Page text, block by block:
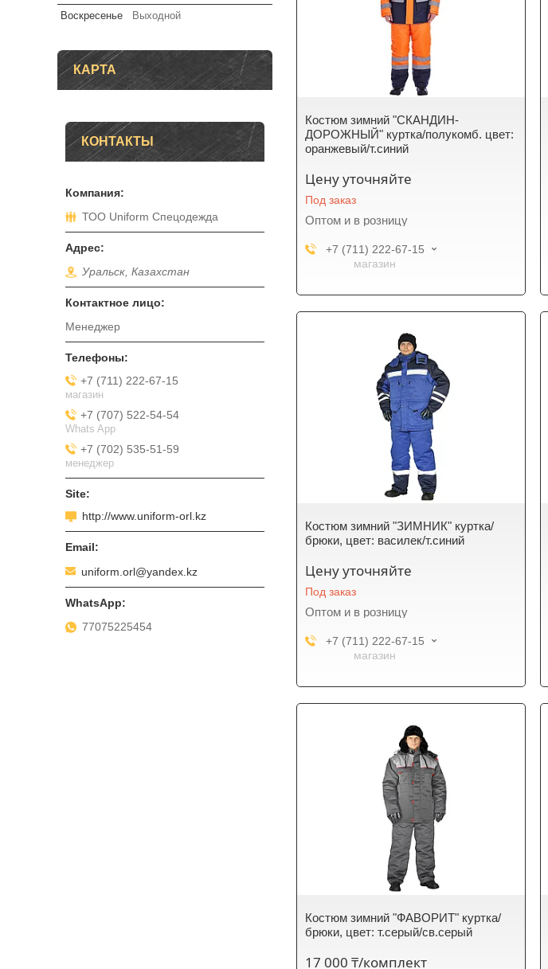
Костюм зимний "СКАНДИН-
ДОРОЖНЫЙ" куртка/полукомб. цвет:
оранжевый/т.синий
Цену уточняйте
Под заказ
Оптом и в розницу
+7 (711) 222-67-15
магазин
Костюм зимний "ЗИМНИК" куртка/
брюки, цвет: василек/т.синий
Цену уточняйте
Под заказ
Оптом и в розницу
+7 (711) 222-67-15
магазин
Костюм зимний "ФАВОРИТ" куртка/
брюки, цвет: т.серый/св.серый
17 000 ₸/комплект
Воскресенье
Выходной
КАРТА
КОНТАКТЫ
ТОО Uniform Спецодежда
Уральск, Казахстан
Менеджер
+7 (711) 222-67-15
магазин
+7 (707) 522-54-54
Whats App
+7 (702) 535-51-59
менеджер
http://www.uniform-orl.kz
uniform.orl@yandex.kz
77075225454